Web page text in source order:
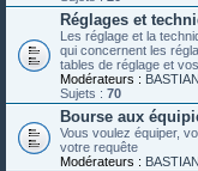
Réglages et
Les réglage et la
qui concernent les
tables de réglage et
Modérateurs : BASTIAN
Sujets : 70
Bourse aux
Vous voulez équiper,
votre requête
Modérateurs : BASTIAN